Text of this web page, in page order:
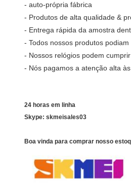
- auto-própria fábrica
- Produtos de alta qualidade &
- Entrega rápida da amostra
- Todos nossos produtos
- Nossos relógios podem
- Nós pagamos a atenção alta
24 horas em linha
Skype: skmeisales03
Boa vinda para comprar nosso